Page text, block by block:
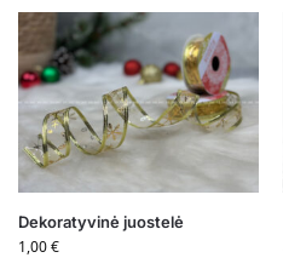
Dekoratyvinė juostelė
1,00€